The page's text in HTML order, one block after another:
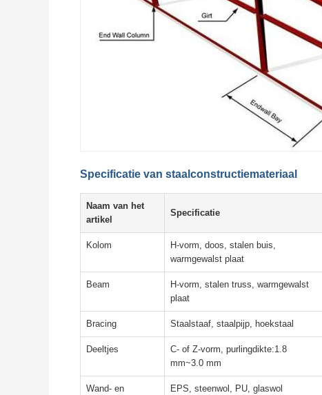
Specificatie van staalconstructiemateriaal
Naam van het
artikel
Specificatie
Kolom
H-vorm, doos, stalen buis,
warmgewalst plaat
Beam
H-vorm, stalen truss, warmgewalst
plaat
Bracing Staalstaaf, staalpijp, hoekstaal
Deeltjes
C- of Z-vorm, purlingdikte:1.8
mm~3.0 mm
Wand- en
EPS, steenwol, PU, glaswol